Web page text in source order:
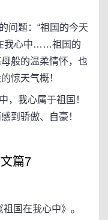
题：“祖国的今天
我心中……祖国的
般的温柔情怀，也
惊天气概！
我心属于祖国！
到骄傲、自豪！
篇7
国在我心中》。